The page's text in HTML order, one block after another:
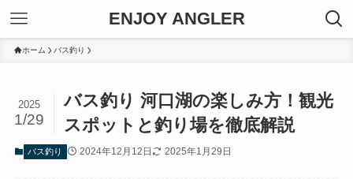
ENJOY ANGLER
ホーム バス釣り
バス釣り 河口湖の楽しみ方！観光
スポットと釣り場を徹底解説
2025
1/29
バス釣り 2024年12月12日 2025年1月29日